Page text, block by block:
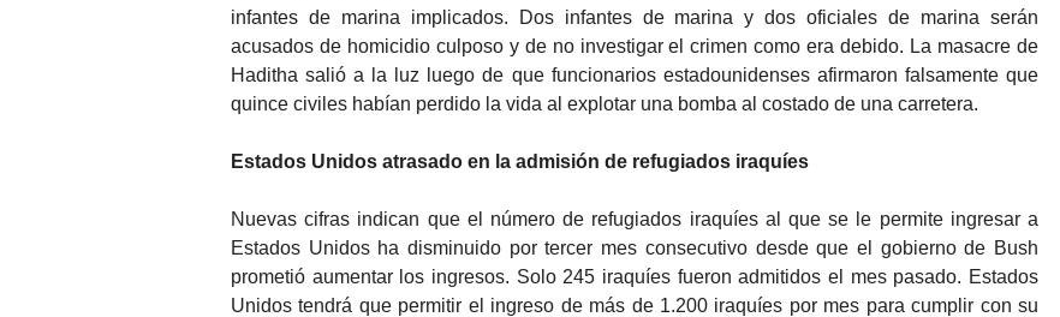
infantes de marina implicados. Dos infantes de marina y dos oficiales de marina serán
acusados de homicidio culposo y de no investigar el crimen como era debido. La masacre de
Haditha salió a la luz luego de que funcionarios estadounidenses afirmaron falsamente que
quince civiles habían perdido la vida al explotar una bomba al costado de una carretera.
Estados Unidos atrasado en la admisión de refugiados iraquíes
Nuevas cifras indican que el número de refugiados iraquíes al que se le permite ingresar a
Estados Unidos ha disminuido por tercer mes consecutivo desde que el gobierno de Bush
prometió aumentar los ingresos. Solo 245 iraquíes fueron admitidos el mes pasado. Estados
Unidos tendrá que permitir el ingreso de más de 1.200 iraquíes por mes para cumplir con su